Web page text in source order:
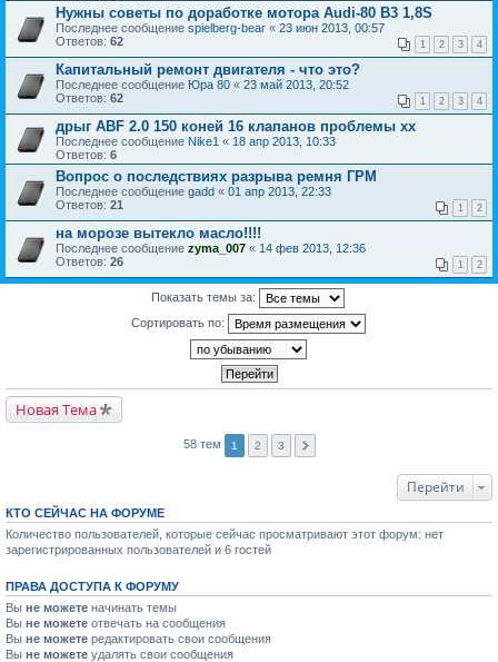
Нужны советы по доработке мотора Audi-80 B3 1,8S
Последнее сообщение spielberg-bear « 23 июн 2013, 00:57
Ответов: 62 1 2 3 4
Капитальный ремонт двигателя - что это?
Последнее сообщение Юра 80 « 23 май 2013, 20:52
Ответов: 62 1 2 3 4
дрыг ABF 2.0 150 коней 16 клапанов проблемы хх
Последнее сообщение Nike1 « 18 апр 2013, 10:33
Ответов: 6
Вопрос о последствиях разрыва ремня ГРМ
Последнее сообщение gadd « 01 апр 2013, 22:33
Ответов: 21 1 2
на морозе вытекло масло!!!!
Последнее сообщение zyma_007 « 14 фев 2013, 12:36
Ответов: 26 1 2
Показать темы за:
Сортировать по:
Новая Тема
58 тем 1 2 3
Перейти
КТО СЕЙЧАС НА ФОРУМЕ
Количество пользователей, которые сейчас просматривают этот форум: нет
зарегистрированных пользователей и 6 гостей
ПРАВА ДОСТУПА К ФОРУМУ
Вы не можете начинать темы
Вы не можете отвечать на сообщения
Вы не можете редактировать свои сообщения
Вы не можете удалять свои сообщения